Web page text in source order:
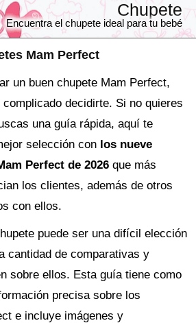
Mam Perfect
Chupete
Encuentra el chupete ideal para tu bebé
un buen chupete Mam Perfect,
decidirte. Si no quieres
una guía rápida, aquí te
selección con los nueve
Perfect de 2026 que más
los clientes, además de otros
con ellos.
puede ser una difícil elección
cantidad de comparativas y
sobre ellos. Esta guía tiene como
precisa sobre los
e incluye imágenes y